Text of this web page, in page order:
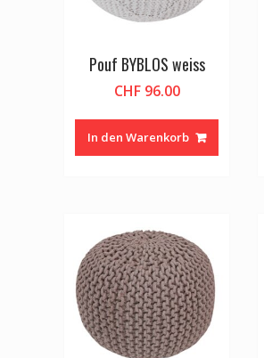
Pouf BYBLOS weiss
CHF96.00
In den Warenkorb